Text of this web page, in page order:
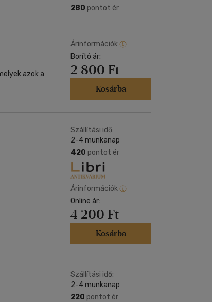
azok a
280 pontot ér
Árinformációk
Borító ár:
2 800 Ft
Kosárba
Szállítási idő:
2-4 munkanap
420 pontot ér
Árinformációk
Online ár:
4 200 Ft
Kosárba
Szállítási idő:
2-4 munkanap
220 pontot ér